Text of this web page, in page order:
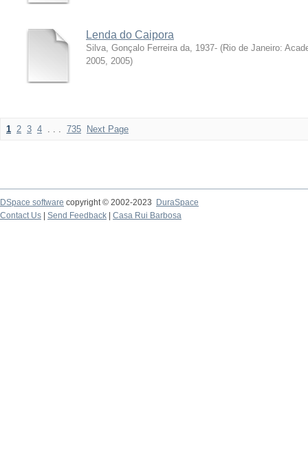
Lenda do Caipora
Silva, Gonçalo Ferreira da, 1937- (Rio de Janeiro:
2005, 2005)
1 2 3 4 . . . 735 Next Page
DSpace software copyright © 2002-2023
DuraSpace
Contact Us
Send Feedback Casa Rui Barbosa